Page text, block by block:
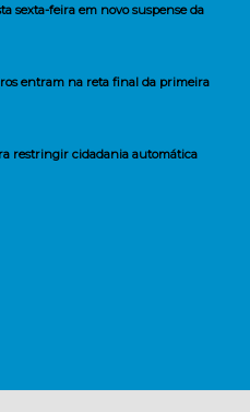
sexta-feira em novo suspense da
entram na reta final da primeira
restringir cidadania automática